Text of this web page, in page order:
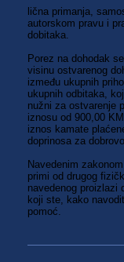
lična primanja,
autorskom pravu i
dobitaka.
Porez na dohodak
visinu ostvarenog
između ukupnih
ukupnih odbitaka,
nužni za ostvarenje
iznosu od 900,00
iznos kamate
doprinosa za
Navedenim
primi od drugog
navedenog proizlazi
koji ste, kako
pomoć.